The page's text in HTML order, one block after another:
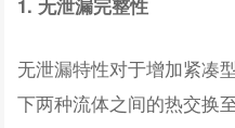
1. 无泄漏完整性
无泄漏特性对于增加紧凑
下两种流体之间的热交换